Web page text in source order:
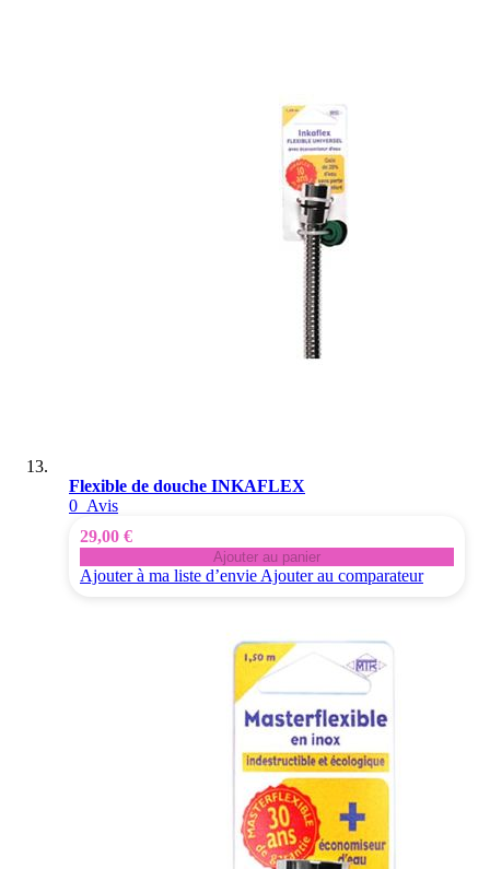
Flexible de douche INKAFLEX
0 Avis
29,00 €
Ajouter au panier
Ajouter à ma liste d’envie Ajouter au comparateur